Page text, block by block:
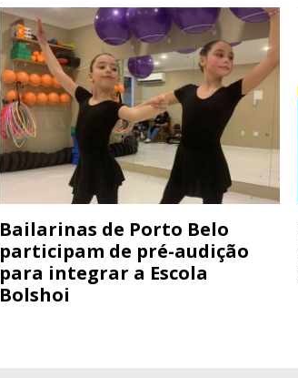
Bailarinas de Porto Belo
participam de pré-audição
para integrar a Escola
Bolshoi